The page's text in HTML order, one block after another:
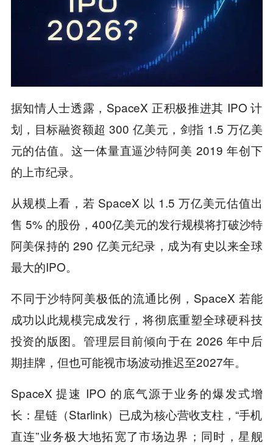
据知情人士透露，SpaceX 正积极推进其 IPO 计
划，目标融资额超 300 亿美元，剑指 1.5 万亿美
元的估值。这一体量直逼沙特阿美 2019 年创下
的上市纪录。
从规模上看，若 SpaceX 以 1.5 万亿美元估值出
售 5% 的股份，400亿美元的发行规模将打破沙特
阿美保持的 290 亿美元纪录，成为有史以来全球
最大的IPO。
不同于沙特阿美极低的流通比例，SpaceX 若能
成功以此规模完成发行，将彻底重塑全球硬科技
投资的版图。管理层目前倾向于在 2026 年中后
期挂牌，但也可能视市场波动推迟至2027年。
SpaceX 提速 IPO 的底气源于业务的爆发式增
长：星链（Starlink）已成为核心营收支柱，“手机
直连”业务极大地拓宽了市场边界；同时，星舰